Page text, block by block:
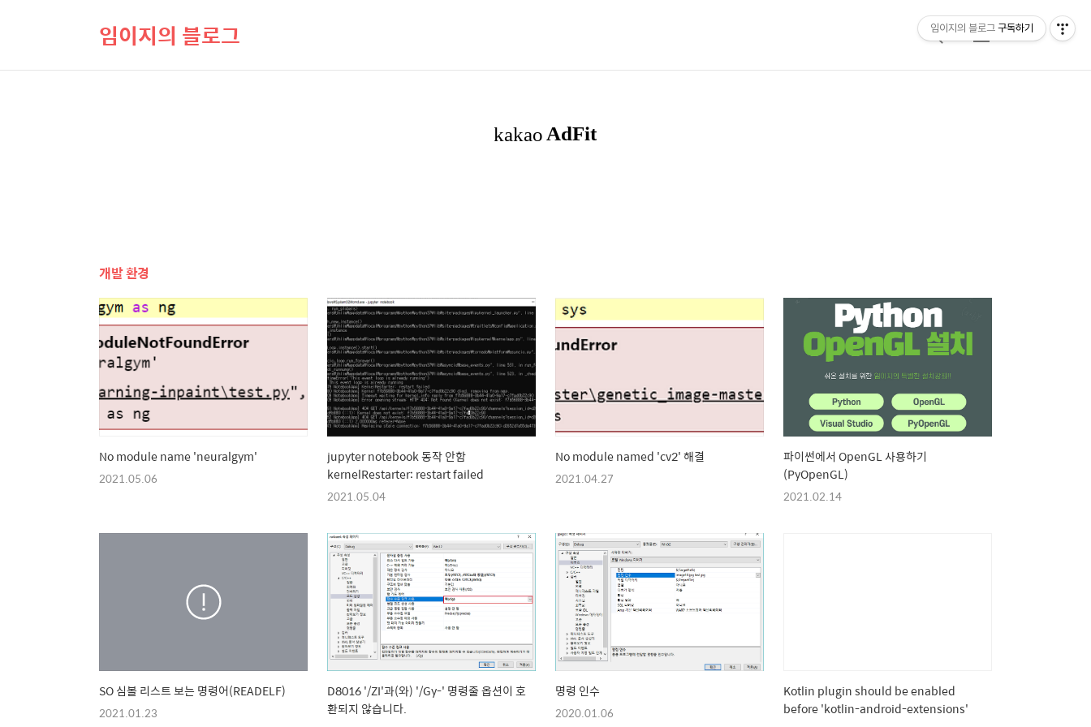
임이지의 블로그
검
메
개발 환경
No module name 'neuralgym'
2021.05.06
jupyter notebook 동작 안함
kernelRestarter: restart failed
2021.05.04
No module named 'cv2' 해결
2021.04.27
파이썬에서 OpenGL 사용하기
(PyOpenGL)
2021.02.14
SO 심볼 리스트 보는 명령어(READELF)
2021.01.23
D8016 '/ZI'과(와) '/Gy-' 명령줄 옵션이 호
환되지 않습니다.
명령 인수
2020.01.06
Kotlin plugin should be enabled
before 'kotlin-android-extensions'
임이지의 블로그 구독하기